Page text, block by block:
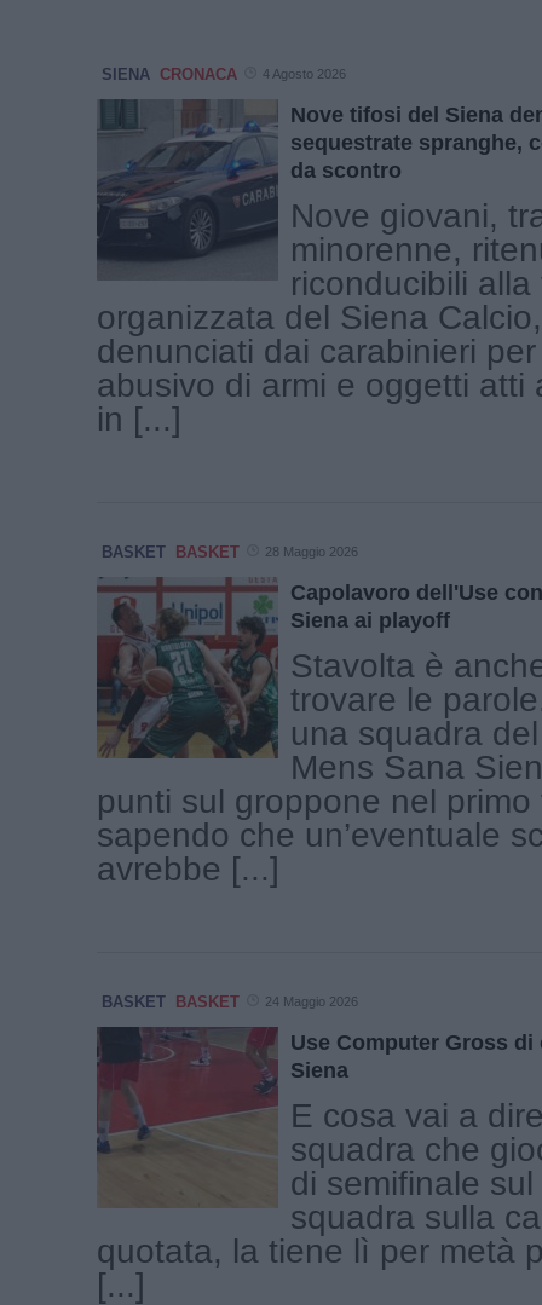
SIENA CRONACA 4 Agosto 2026
Nove tifosi del Siena
sequestrate spranghe,
da scontro
Nove giovani,
minorenne,
riconducibili alla
organizzata del Siena
denunciati dai carabinieri
abusivo di armi e oggetti atti
in [...]
BASKET BASKET 28 Maggio 2026
Capolavoro dell'Use
Siena ai playoff
Stavolta è
trovare le
una squadra
Mens Sana
punti sul groppone nel primo
sapendo che un’eventuale
avrebbe [...]
BASKET BASKET 24 Maggio 2026
Use Computer Gross di
Siena
E cosa vai a
squadra che
di semifinale
squadra sulla
quotata, la tiene lì per metà
[...]